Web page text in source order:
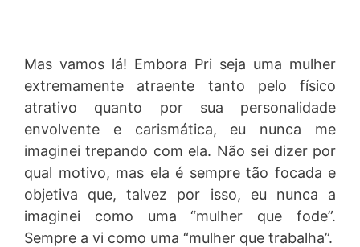
Mas vamos lá! Embora Pri seja uma mulher
extremamente atraente tanto pelo físico
atrativo quanto por sua personalidade
envolvente e carismática, eu nunca me
imaginei trepando com ela. Não sei dizer por
qual motivo, mas ela é sempre tão focada e
objetiva que, talvez por isso, eu nunca a
imaginei como uma “mulher que fode”.
Sempre a vi como uma “mulher que trabalha”.